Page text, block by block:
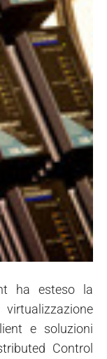
ha esteso la
e soluzioni
Control